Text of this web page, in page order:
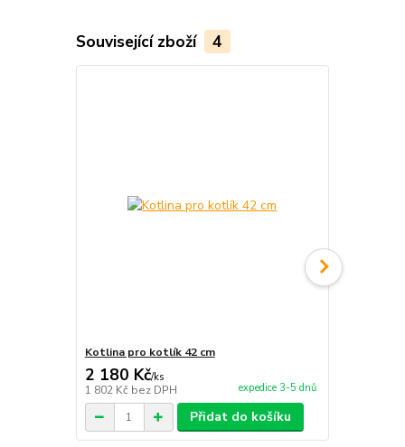
Související zboží 4
Kotlina pro kotlík 42 cm
2 180 Kč/ks
1 802 Kč bez DPH expedice 3-5 dnů
Přidat do košíku